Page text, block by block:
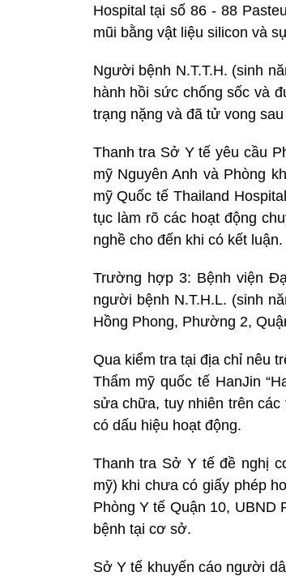
Hospital tại số 86 - 88
mũi bằng vật liệu silicon và
Người bệnh N.T.T.H. (sinh
hành hồi sức chống sốc và
trạng nặng và đã tử vong sau
Thanh tra Sở Y tế yêu cầu
mỹ Nguyên Anh và Phòng
mỹ Quốc tế Thailand
tục làm rõ các hoạt động
nghề cho đến khi có kết luận.
Trường hợp 3: Bệnh viện
người bệnh N.T.H.L. (sinh
Hồng Phong, Phường 2,
Qua kiểm tra tại địa chỉ nêu
Thẩm mỹ quốc tế HanJin
sửa chữa, tuy nhiên trên
có dấu hiệu hoạt động.
Thanh tra Sở Y tế đề nghị
mỹ) khi chưa có giấy phép
Phòng Y tế Quận 10,
bệnh tại cơ sở.
Sở Y tế khuyến cáo người